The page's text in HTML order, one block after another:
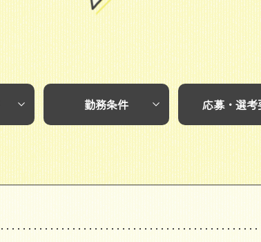
勤務条件 応募・選考